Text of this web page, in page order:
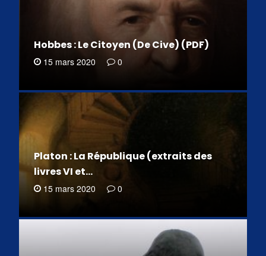
Hobbes : Le Citoyen (De Cive) (PDF)
15 mars 2020 0
Platon : La République (extraits des
livres VI et…
15 mars 2020 0